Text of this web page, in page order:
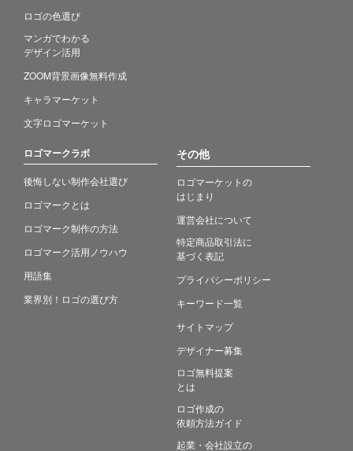
ロゴの色選び
マンガでわかる
デザイン活用
ZOOM背景画像無料作成
キャラマーケット
文字ロゴマーケット
ロゴマークラボ
後悔しない制作会社選び
ロゴマークとは
ロゴマーク制作の方法
ロゴマーク活用ノウハウ
用語集
業界別！ロゴの選び方
その他
ロゴマーケットの
はじまり
運営会社について
特定商品取引法に
基づく表記
プライバシーポリシー
キーワード一覧
サイトマップ
デザイナー募集
ロゴ無料提案
とは
ロゴ作成の
依頼方法ガイド
起業・会社設立の